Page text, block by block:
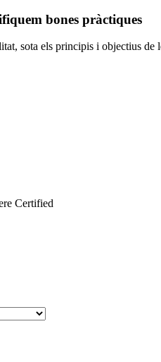
bones pràctiques
sota els principis i objectius de
Certified